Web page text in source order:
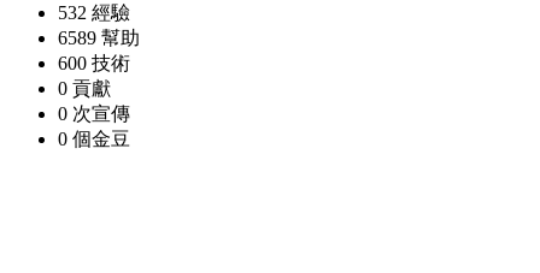
532 經驗
6589 幫助
600 技術
0 貢獻
0 次宣傳
0 個金豆